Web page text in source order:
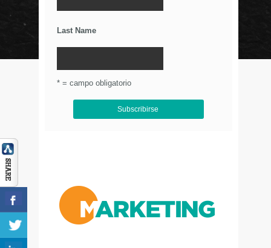
Last Name
* = campo obligatorio
© Circulo Marketing 2016. Todos los derechos
reservados.
Aviso de Privacidad